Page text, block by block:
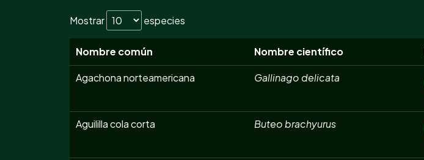
Mostrar especies
Nombre común Nombre científico
Agachona norteamericana Gallinago delicata
Aguililla cola corta Buteo brachyurus